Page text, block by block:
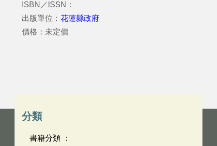
ISBN／ISSN：
出版單位： 花蓮縣政府
價格：未定價
分類
書籍分類 ：